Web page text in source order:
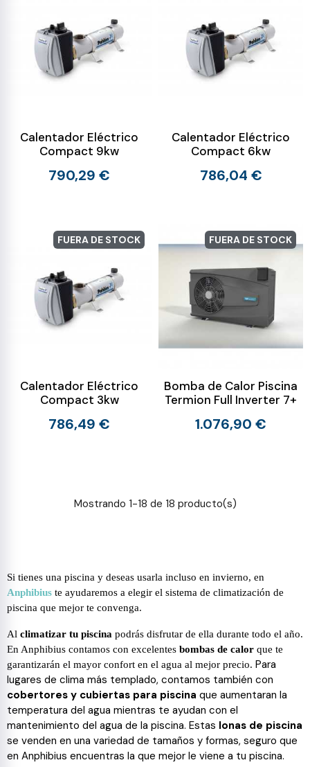
Calentador Eléctrico
Compact 9kw
790,29 €
Calentador Eléctrico
Compact 6kw
786,04 €
FUERA DE STOCK
Calentador Eléctrico
Compact 3kw
786,49 €
FUERA DE STOCK
Bomba de Calor Piscina
Termion Full Inverter 7+
1.076,90 €
Mostrando 1-18 de 18 producto(s)
Si tienes una piscina y deseas usarla incluso en invierno, en
Anphibius te ayudaremos a elegir el sistema de climatización de
piscina que mejor te convenga.
Al climatizar tu piscina podrás disfrutar de ella durante todo el año.
En Anphibius contamos con excelentes bombas de calor que te
garantizarán el mayor confort en el agua al mejor precio. Para
lugares de clima más templado, contamos también con
cobertores y cubiertas para piscina que aumentaran la
temperatura del agua mientras te ayudan con el
mantenimiento del agua de la piscina. Estas lonas de piscina
se venden en una variedad de tamaños y formas, seguro que
en Anphibius encuentras la que mejor le viene a tu piscina.